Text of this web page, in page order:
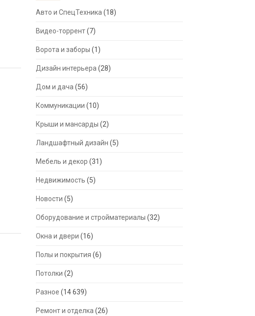
Авто и СпецТехника (18)
Видео-торрент(7)
Ворота и заборы (1)
Дизайн интерьера (28)
Дом и дача (56)
Коммуникации (10)
Крыши и мансарды (2)
Ландшафтный дизайн (5)
Мебель и декор (31)
Недвижимость (5)
Новости (5)
Оборудование и стройматериалы (32)
Окна и двери (16)
Полы и покрытия (6)
Потолки (2)
Разное (14 639)
Ремонт и отделка (26)